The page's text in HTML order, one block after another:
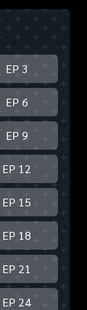
EP 3
EP 6
EP 9
EP 12
EP 15
EP 18
EP 21
EP 24